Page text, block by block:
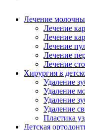
Лечение
Лечение
Лечение
Лечение
Лечение
Лечение
Хирургия в
Удаление
Удаление
Удаление
Удаление
Пластика
Детская